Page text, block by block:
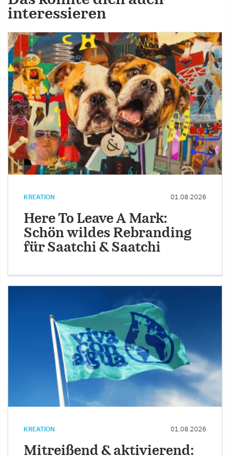
interessieren
KREATION 01.08.2026
Here To Leave A Mark:
Schön wildes Rebranding
für Saatchi & Saatchi
KREATION 01.08.2026
Mitreißend & aktivierend: